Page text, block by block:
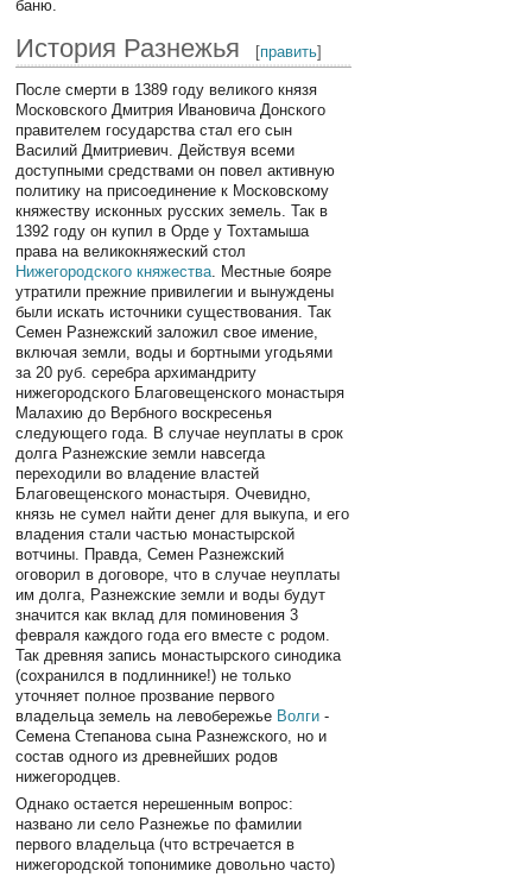
баню.
История Разнежья [править]
После смерти в 1389 году великого князя
Московского Дмитрия Ивановича Донского
правителем государства стал его сын
Василий Дмитриевич. Действуя всеми
доступными средствами он повел активную
политику на присоединение к Московскому
княжеству исконных русских земель. Так в
1392 году он купил в Орде у Тохтамыша
права на великокняжеский стол
Нижегородского княжества. Местные бояре
утратили прежние привилегии и вынуждены
были искать источники существования. Так
Семен Разнежский заложил свое имение,
включая земли, воды и бортными угодьями
за 20 руб. серебра архимандриту
нижегородского Благовещенского монастыря
Малахию до Вербного воскресенья
следующего года. В случае неуплаты в срок
долга Разнежские земли навсегда
переходили во владение властей
Благовещенского монастыря. Очевидно,
князь не сумел найти денег для выкупа, и его
владения стали частью монастырской
вотчины. Правда, Семен Разнежский
оговорил в договоре, что в случае неуплаты
им долга, Разнежские земли и воды будут
значится как вклад для поминовения 3
февраля каждого года его вместе с родом.
Так древняя запись монастырского синодика
(сохранился в подлиннике!) не только
уточняет полное прозвание первого
владельца земель на левобережье Волги -
Семена Степанова сына Разнежского, но и
состав одного из древнейших родов
нижегородцев.
Однако остается нерешенным вопрос:
названо ли село Разнежье по фамилии
первого владельца (что встречается в
нижегородской топонимике довольно часто)